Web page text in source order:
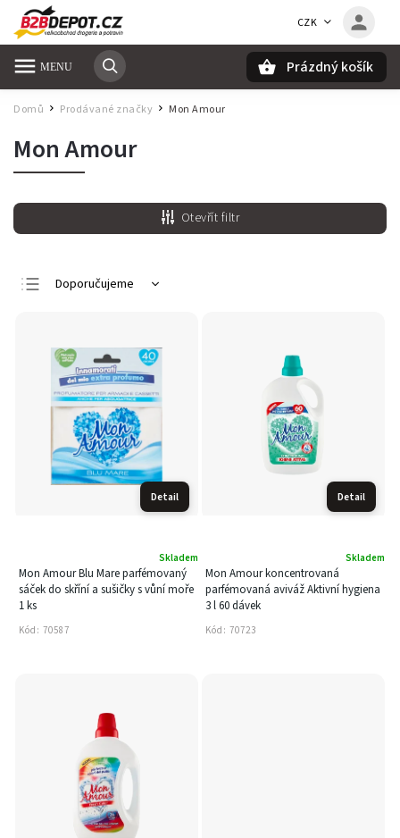
CZK
Prázdný košík
Domů / Prodávané značky / Mon Amour
Mon Amour
Otevřít filtr
Doporučujeme
Nejprodávanější
Abecedně
Detail
Mon Amour Blu Mare parfémovaný
sáček do skříní a sušičky s vůní moře
1 ks
Skladem
Kód: 70587
Detail
Mon Amour koncentrovaná
parfémovaná aviváž Aktivní hygiena
3 l 60 dávek
Skladem
Kód: 70723